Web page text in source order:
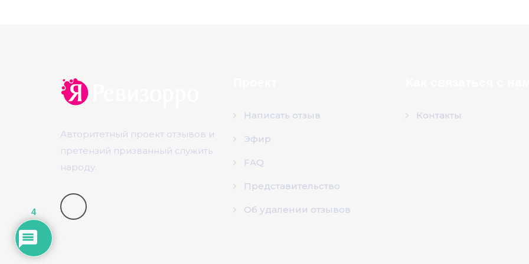
Авторитетный проект отзывов и
претензий призванный служить
народу.
Написать отзыв
Эфир
FAQ
Представительство
Об удалении отзывов
Контакты
4